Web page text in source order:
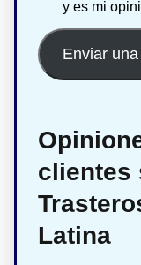
y es mi
Enviar
clientes
Latina